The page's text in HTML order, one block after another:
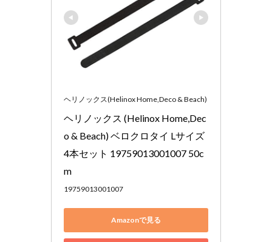
ヘリノックス(Helinox Home,Deco & Beach)
ヘリノックス (Helinox Home,Dec
o & Beach) ベロクロタイ Lサイズ
4本セット 19759013001007 50c
m
19759013001007
Amazonで見る